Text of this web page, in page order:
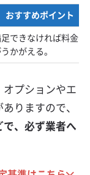
おすすめポイント
できなければ料金
かがえる。
プションやエ
りますので、
、必ず業者へ